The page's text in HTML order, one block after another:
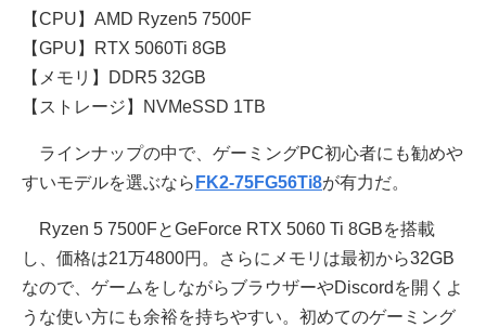
【CPU】AMD Ryzen5 7500F
【GPU】RTX 5060Ti 8GB
【メモリ】DDR5 32GB
【ストレージ】NVMeSSD 1TB
ラインナップの中で、ゲーミングPC初心者にも勧めや
すいモデルを選ぶなら FK2-75FG56Ti8が有力だ。
Ryzen 5 7500FとGeForce RTX 5060 Ti 8GBを搭載
し、価格は21万4800円。さらにメモリは最初から32GB
なので、ゲームをしながらブラウザーやDiscordを開くよ
うな使い方にも余裕を持ちやすい。初めてのゲーミング